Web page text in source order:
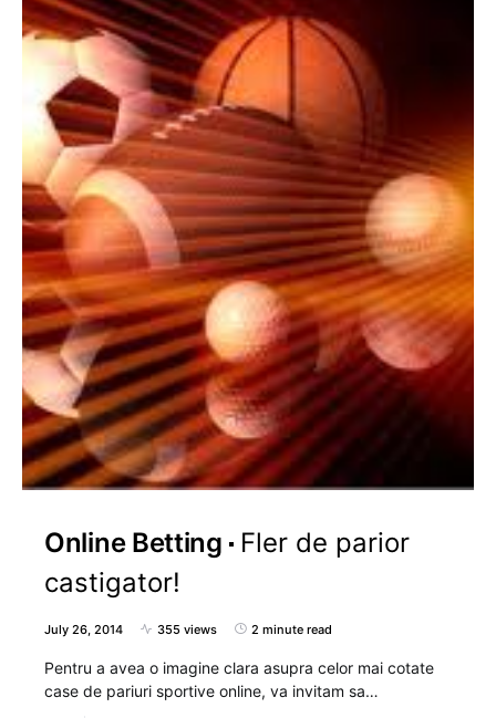
Online Betting
Fler de parior
castigator!
July 26, 2014 355 views 2 minute read
Pentru a avea o imagine clara asupra celor mai cotate
case de pariuri sportive online, va invitam sa…